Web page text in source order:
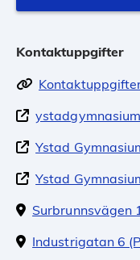
Kontaktuppgifter
Ystad
Ystad
Surbrunnsvägen
Industrigatan 6